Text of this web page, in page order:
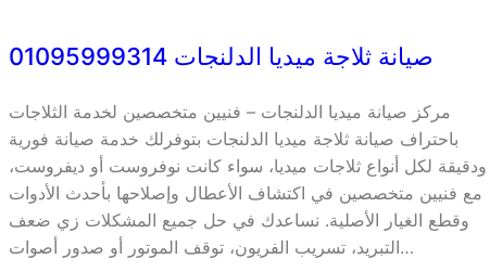
صيانة ثلاجة ميديا الدلنجات 01095999314
مركز صيانة ميديا الدلنجات – فنيين متخصصين لخدمة الثلاجات
باحتراف صيانة ثلاجة ميديا الدلنجات بتوفرلك خدمة صيانة فورية
ودقيقة لكل أنواع ثلاجات ميديا، سواء كانت نوفروست أو ديفروست،
مع فنيين متخصصين في اكتشاف الأعطال وإصلاحها بأحدث الأدوات
وقطع الغيار الأصلية. نساعدك في حل جميع المشكلات زي ضعف
التبريد، تسريب الفريون، توقف الموتور أو صدور أصوات…